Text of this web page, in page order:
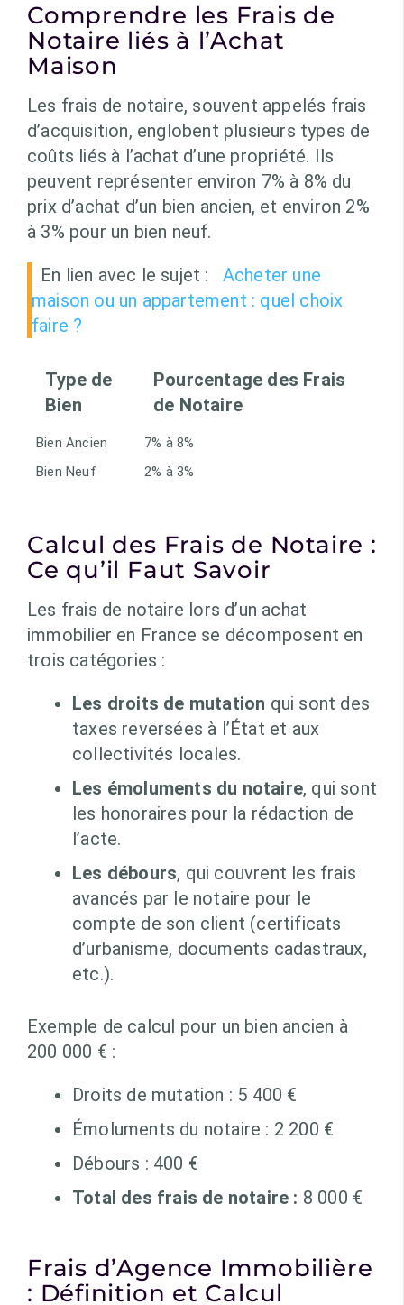
Comprendre les Frais de
Notaire liés à l’Achat
Maison
Les frais de notaire, souvent appelés frais
d’acquisition, englobent plusieurs types de
coûts liés à l’achat d’une propriété. Ils
peuvent représenter environ 7% à 8% du
prix d’achat d’un bien ancien, et environ 2%
à 3% pour un bien neuf.
En lien avec le sujet :
Acheter une
maison ou un appartement : quel choix
faire ?
Type de
Bien
Pourcentage des Frais
de Notaire
Bien Ancien
7% à 8%
Bien Neuf
2% à 3%
Calcul des Frais de Notaire :
Ce qu’il Faut Savoir
Les frais de notaire lors d’un achat
immobilier en France se décomposent en
trois catégories :
Les droits de mutation qui sont des
taxes reversées à l’État et aux
collectivités locales.
Les émoluments du notaire, qui sont
les honoraires pour la rédaction de
l’acte.
Les débours, qui couvrent les frais
avancés par le notaire pour le
compte de son client (certificats
d’urbanisme, documents cadastraux,
etc.).
Exemple de calcul pour un bien ancien à
200 000 € :
Droits de mutation : 5 400 €
Émoluments du notaire : 2 200 €
Débours : 400 €
Total des frais de notaire : 8 000 €
Frais d’Agence Immobilière
: Définition et Calcul